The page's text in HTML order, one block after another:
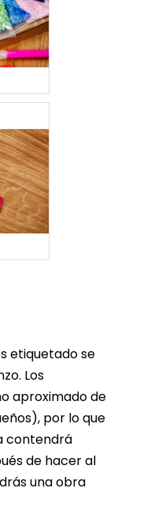
etiquetado se
Los
aproximado de
por lo que
contendrá
de hacer al
una obra